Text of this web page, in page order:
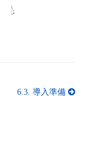
6.3. 導入準備